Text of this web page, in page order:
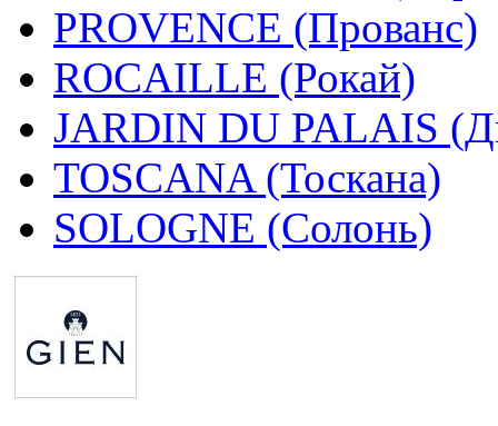
PROVENCE (Прованс)
ROCAILLE (Рокай)
JARDIN DU PALAIS
TOSCANA (Тоскана)
SOLOGNE (Солонь)